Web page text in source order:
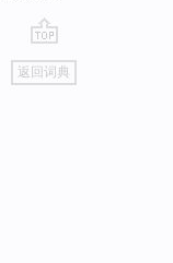
go
top
返回词典